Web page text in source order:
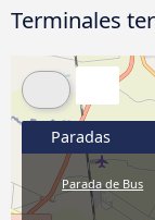
Terminales
Paradas
Parada de Bus